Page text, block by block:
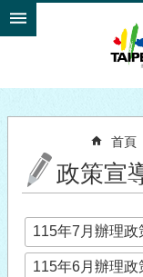
跳到主要內容區塊
首頁
政策宣
115年7月辦理
115年6月辦理